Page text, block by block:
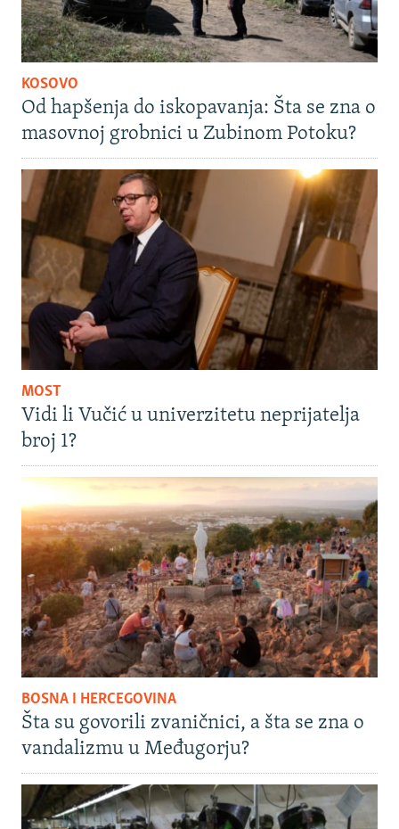
KOSOVO
Od hapšenja do iskopavanja: Šta se zna o
masovnoj grobnici u Zubinom Potoku?
MOST
Vidi li Vučić u univerzitetu neprijatelja
broj 1?
BOSNA I HERCEGOVINA
Šta su govorili zvaničnici, a šta se zna o
vandalizmu u Međugorju?